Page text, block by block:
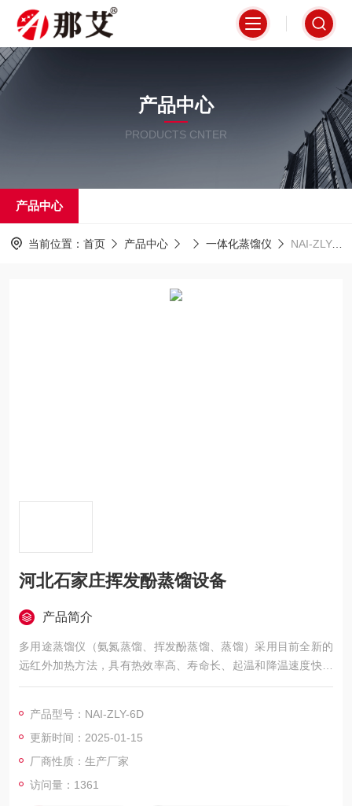
产品中心
PRODUCTS CNTER
产品中心
当前位置： 首页 产品中心 一体化蒸馏仪 NAI-ZLY-6D河北石家庄挥发酚蒸馏设备
河北石家庄挥发酚蒸馏设备
产品简介
多用途蒸馏仪（氨氮蒸馏、挥发酚蒸馏、蒸馏）采用目前全新的
远红外加热方法，具有热效率高、寿命长、起温和降温速度快、
加热时间和加热功率可调等优点。仪器可外接循环水冷却装置。
方便，节能环保。
产品型号：NAI-ZLY-6D
更新时间：2025-01-15
厂商性质：生产厂家
访问量：1361